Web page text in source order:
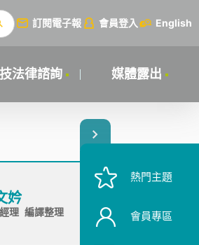
訂閱電子報 會員登入 English
法律諮詢 媒體露出
妗
理 編譯整理
熱門主題
會員專區